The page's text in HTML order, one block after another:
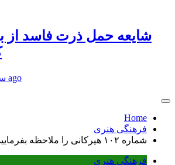
شایعه حمل ذرت فاسد از
1 سال ago
Home
فرهنگی هنری
شماره ۱۰۲ هیرکانی را ملاحظه بفرمایید
فرهنگی هنری